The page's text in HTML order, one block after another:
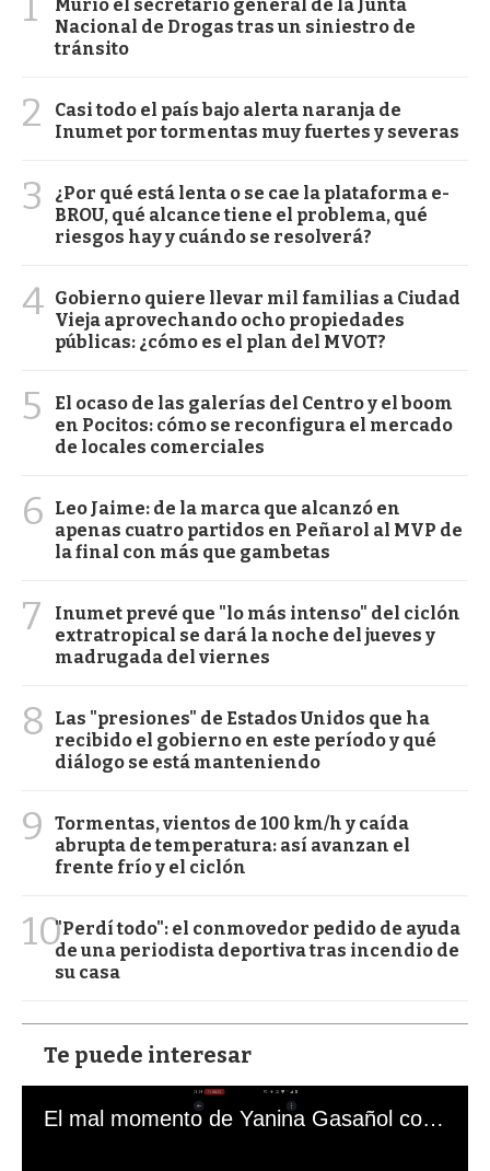
Murió el secretario general de la Junta
Nacional de Drogas tras un siniestro de
tránsito
2
Casi todo el país bajo alerta naranja de
Inumet por tormentas muy fuertes y severas
3
¿Por qué está lenta o se cae la plataforma e-
BROU, qué alcance tiene el problema, qué
riesgos hay y cuándo se resolverá?
4 Gobierno quiere llevar mil familias a Ciudad
Vieja aprovechando ocho propiedades
públicas: ¿cómo es el plan del MVOT?
5
El ocaso de las galerías del Centro y el boom
en Pocitos: cómo se reconfigura el mercado
de locales comerciales
6
Leo Jaime: de la marca que alcanzó en
apenas cuatro partidos en Peñarol al MVP de
la final con más que gambetas
7
Inumet prevé que "lo más intenso" del ciclón
extratropical se dará la noche del jueves y
madrugada del viernes
8
Las "presiones" de Estados Unidos que ha
recibido el gobierno en este período y qué
diálogo se está manteniendo
9
Tormentas, vientos de 100 km/h y caída
abrupta de temperatura: así avanzan el
frente frío y el ciclón
10"Perdí todo": el conmovedor pedido de ayuda
de una periodista deportiva tras incendio de
su casa
Te puede interesar
El mal momento de Yanina Gasañol con un hincha argentino en "Subrayado"